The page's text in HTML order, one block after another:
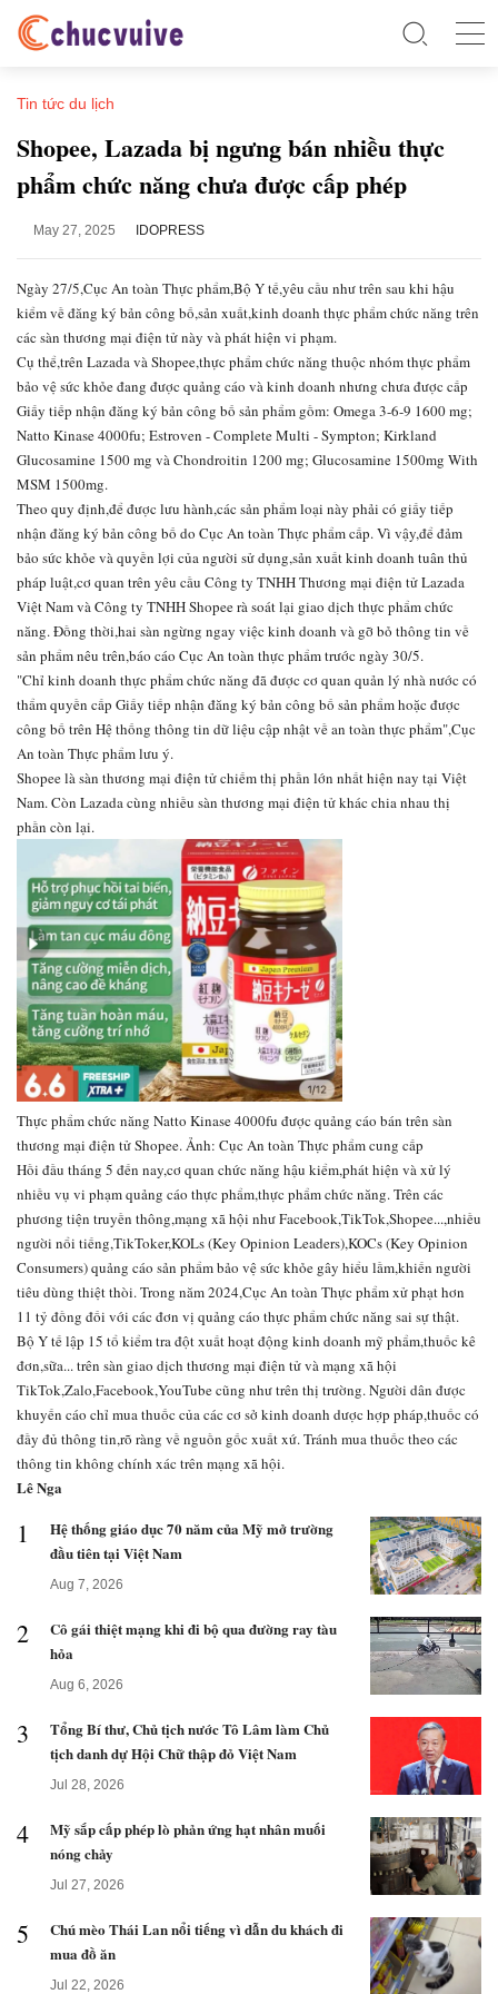
Tin tức du lịch
Shopee, Lazada bị ngưng bán nhiều thực
phẩm chức năng chưa được cấp phép
May 27, 2025 IDOPRESS
Ngày 27/5,Cục An toàn Thực phẩm,Bộ Y tế,yêu cầu như trên sau khi hậu
kiểm về đăng ký bản công bố,sản xuất,kinh doanh thực phẩm chức năng trên
các sàn thương mại điện tử này và phát hiện vi phạm.
Cụ thể,trên Lazada và Shopee,thực phẩm chức năng thuộc nhóm thực phẩm
bảo vệ sức khỏe đang được quảng cáo và kinh doanh nhưng chưa được cấp
Giấy tiếp nhận đăng ký bản công bố sản phẩm gồm: Omega 3-6-9 1600 mg;
Natto Kinase 4000fu; Estroven - Complete Multi - Sympton; Kirkland
Glucosamine 1500 mg và Chondroitin 1200 mg; Glucosamine 1500mg With
MSM 1500mg.
Theo quy định,để được lưu hành,các sản phẩm loại này phải có giấy tiếp
nhận đăng ký bản công bố do Cục An toàn Thực phẩm cấp. Vì vậy,để đảm
bảo sức khỏe và quyền lợi của người sử dụng,sản xuất kinh doanh tuân thủ
pháp luật,cơ quan trên yêu cầu Công ty TNHH Thương mại điện tử Lazada
Việt Nam và Công ty TNHH Shopee rà soát lại giao dịch thực phẩm chức
năng. Đồng thời,hai sàn ngừng ngay việc kinh doanh và gỡ bỏ thông tin về
sản phẩm nêu trên,báo cáo Cục An toàn thực phẩm trước ngày 30/5.
"Chỉ kinh doanh thực phẩm chức năng đã được cơ quan quản lý nhà nước có
thẩm quyền cấp Giấy tiếp nhận đăng ký bản công bố sản phẩm hoặc được
công bố trên Hệ thống thông tin dữ liệu cập nhật về an toàn thực phẩm",Cục
An toàn Thực phẩm lưu ý.
Shopee là sàn thương mại điện tử chiếm thị phần lớn nhất hiện nay tại Việt
Nam. Còn Lazada cùng nhiều sàn thương mại điện tử khác chia nhau thị
phần còn lại.
Thực phẩm chức năng Natto Kinase 4000fu được quảng cáo bán trên sàn
thương mại điện tử Shopee. Ảnh: Cục An toàn Thực phẩm cung cấp
Hồi đầu tháng 5 đến nay,cơ quan chức năng hậu kiểm,phát hiện và xử lý
nhiều vụ vi phạm quảng cáo thực phẩm,thực phẩm chức năng. Trên các
phương tiện truyền thông,mạng xã hội như Facebook,TikTok,Shopee...,nhiều
người nổi tiếng,TikToker,KOLs (Key Opinion Leaders),KOCs (Key Opinion
Consumers) quảng cáo sản phẩm bảo vệ sức khỏe gây hiểu lầm,khiến người
tiêu dùng thiệt thòi. Trong năm 2024,Cục An toàn Thực phẩm xử phạt hơn
11 tỷ đồng đối với các đơn vị quảng cáo thực phẩm chức năng sai sự thật.
Bộ Y tế lập 15 tổ kiểm tra đột xuất hoạt động kinh doanh mỹ phẩm,thuốc kê
đơn,sữa... trên sàn giao dịch thương mại điện tử và mạng xã hội
TikTok,Zalo,Facebook,YouTube cũng như trên thị trường. Người dân được
khuyến cáo chỉ mua thuốc của các cơ sở kinh doanh dược hợp pháp,thuốc có
đầy đủ thông tin,rõ ràng về nguồn gốc xuất xứ. Tránh mua thuốc theo các
thông tin không chính xác trên mạng xã hội.
Lê Nga
1
Hệ thống giáo dục 70 năm của Mỹ mở trường
đầu tiên tại Việt Nam
Aug 7, 2026
2
Cô gái thiệt mạng khi đi bộ qua đường ray tàu
hỏa
Aug 6, 2026
3
Tổng Bí thư, Chủ tịch nước Tô Lâm làm Chủ
tịch danh dự Hội Chữ thập đỏ Việt Nam
Jul 28, 2026
4
Mỹ sắp cấp phép lò phản ứng hạt nhân muối
nóng chảy
Jul 27, 2026
5
Chú mèo Thái Lan nổi tiếng vì dẫn du khách đi
mua đồ ăn
Jul 22, 2026